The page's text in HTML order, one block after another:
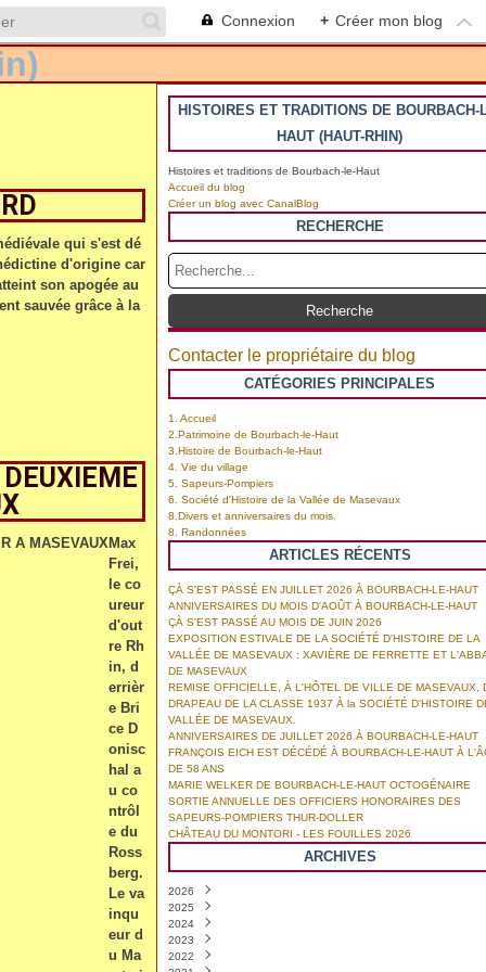
Connexion + Créer mon blog
qui s'est dé
d'origine car
son apogée au
sauvée grâce à la
Max
Frei,
le co
ureur
d'out
re Rh
in, d
errièr
e Bri
ce D
onisc
hal a
u co
ntrôl
e du
Ross
berg.
Le va
inqu
eur d
u Ma
HISTOIRES ET TRADITIONS DE BOURBACH-
HAUT (HAUT-RHIN)
Histoires et traditions de Bourbach-le-Haut
Accueil du blog
Créer un blog avec CanalBlog
RECHERCHE
Contacter le propriétaire du blog
CATÉGORIES PRINCIPALES
1. Accueil
2.Patrimoine de Bourbach-le-Haut
3.Histoire de Bourbach-le-Haut
4. Vie du village
5. Sapeurs-Pompiers
6. Société d'Histoire de la Vallée de Masevaux
8.Divers et anniversaires du mois.
8. Randonnées
ARTICLES RÉCENTS
ÇÀ S'EST PASSÉ EN JUILLET 2026 À BOURBACH-LE-HAUT
ANNIVERSAIRES DU MOIS D'AOÛT À BOURBACH-LE-HAUT
ÇÀ S'EST PASSÉ AU MOIS DE JUIN 2026
EXPOSITION ESTIVALE DE LA SOCIÉTÉ D'HISTOIRE DE LA
VALLÉE DE MASEVAUX : XAVIÈRE DE FERRETTE ET
DE MASEVAUX
REMISE OFFICIELLE, À L'HÔTEL DE VILLE DE MASEVAUX,
DRAPEAU DE LA CLASSE 1937 À la SOCIÉTÉ D'HISTOIRE
VALLÉE DE MASEVAUX.
ANNIVERSAIRES DE JUILLET 2026 À BOURBACH-LE-HAUT
FRANÇOIS EICH EST DÉCÉDÉ À BOURBACH-LE-HAUT À
DE 58 ANS
MARIE WELKER DE BOURBACH-LE-HAUT OCTOGÉNAIRE
SORTIE ANNUELLE DES OFFICIERS HONORAIRES DES
SAPEURS-POMPIERS THUR-DOLLER
CHÂTEAU DU MONTORI - LES FOUILLES 2026
ARCHIVES
2026
Août
Juillet
Juin(6)
Mai(2)
2025
Décembre
Novembre
Octobre
2024
Décembre
Novembre
2023
Décembre
2022